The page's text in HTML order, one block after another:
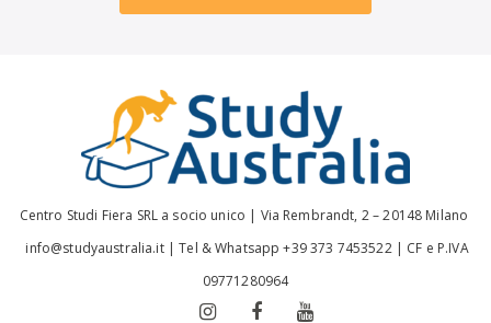
Centro Studi Fiera SRL a socio unico | Via Rembrandt, 2 – 20148 Milano
info@studyaustralia.it|Tel & Whatsapp +39 373 7453522| CF e P.IVA
09771280964